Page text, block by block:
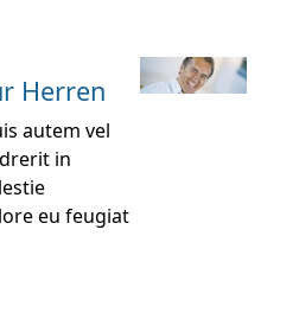
Herren
autem vel
in
eu feugiat